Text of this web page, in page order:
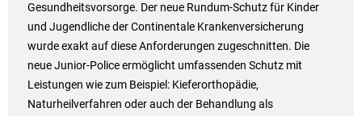
Gesundheitsvorsorge. Der neue Rundum-Schutz für Kinder
und Jugendliche der Continentale Krankenversicherung
wurde exakt auf diese Anforderungen zugeschnitten. Die
neue Junior-Police ermöglicht umfassenden Schutz mit
Leistungen wie zum Beispiel: Kieferorthopädie,
Naturheilverfahren oder auch der Behandlung als